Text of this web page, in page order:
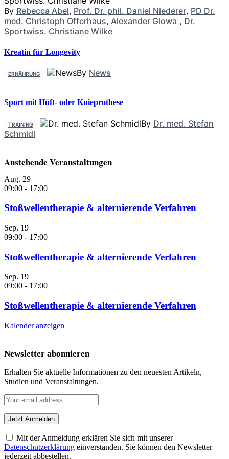
By Rebecca Abel, Prof. Dr. phil. Daniel Niederer, PD Dr.
med. Christoph Offerhaus, Alexander Glowa , Dr.
Sportwiss. Christiane Wilke
Kreatin für Longevity
ERNÄHRUNG By News
Sport mit Hüft- oder Knieprothese
TRAINING By Dr. med. Stefan
Schmidl
Anstehende Veranstaltungen
Aug. 29
09:00 - 17:00
Stoßwellentherapie & alternierende Verfahren
Sep. 19
09:00 - 17:00
Stoßwellentherapie & alternierende Verfahren
Sep. 19
09:00 - 17:00
Stoßwellentherapie & alternierende Verfahren
Kalender anzeigen
Newsletter abonnieren
Erhalten Sie aktuelle Informationen zu den neuesten Artikeln,
Studien und Veranstaltungen.
Mit der Anmeldung erklären Sie sich mit unserer
Datenschutzerklärung einverstanden. Sie können den Newsletter
jederzeit abbestellen.